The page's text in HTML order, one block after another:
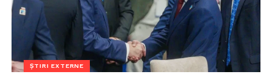
ȘTIRI EXTERNE